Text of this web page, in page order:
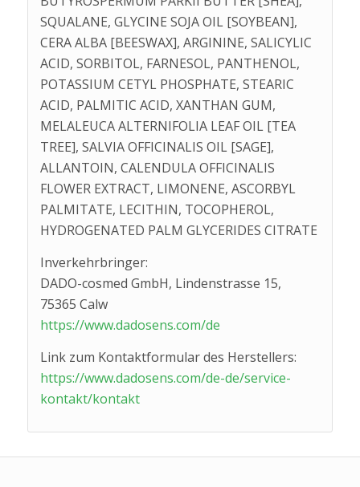
SQUALANE, GLYCINE SOJA OIL [SOYBEAN],
CERA ALBA [BEESWAX], ARGININE, SALICYLIC
ACID, SORBITOL, FARNESOL, PANTHENOL,
POTASSIUM CETYL PHOSPHATE, STEARIC
ACID, PALMITIC ACID, XANTHAN GUM,
MELALEUCA ALTERNIFOLIA LEAF OIL [TEA
TREE], SALVIA OFFICINALIS OIL [SAGE],
ALLANTOIN, CALENDULA OFFICINALIS
FLOWER EXTRACT, LIMONENE, ASCORBYL
PALMITATE, LECITHIN, TOCOPHEROL,
HYDROGENATED PALM GLYCERIDES CITRATE
Inverkehrbringer:
DADO-cosmed GmbH, Lindenstrasse 15,
75365 Calw
https://www.dadosens.com/de
Link zum Kontaktformular des Herstellers:
https://www.dadosens.com/de-de/service-
kontakt/kontakt